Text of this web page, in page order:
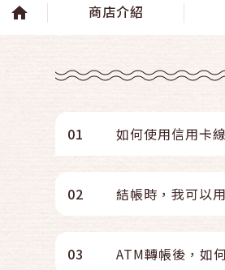
商店介紹
01 如何使用信用卡
02 結帳時，我可以
03 ATM轉帳後，如